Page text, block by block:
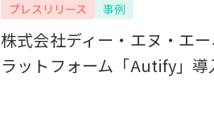
プレスリリース 事例
株式会社ディー・エヌ・エ
ラットフォーム「Autify」